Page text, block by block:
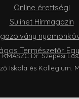
Online érettségi
Sulinet Hírmagazin
Természetőr
Dr. Szepesi
Iskola és Kollégium.